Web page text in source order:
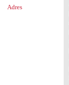
Adres